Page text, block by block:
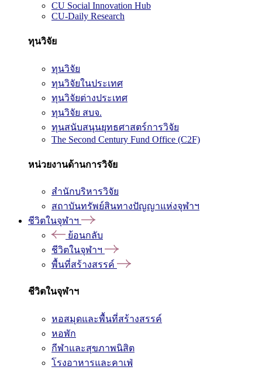
CU Social Innovation Hub
CU-Daily Research
ทุนวิจัย
ทุนวิจัย
ทุนวิจัยในประเทศ
ทุนวิจัยต่างประเทศ
ทุนวิจัย สบจ.
ทุนสนับสนุนยุทธศาสตร์การวิจัย
The Second Century Fund Office (C2F)
หน่วยงานด้านการวิจัย
สำนักบริหารวิจัย
สถาบันทรัพย์สินทางปัญญาแห่งจุฬาฯ
ชีวิตในจุฬาฯ
ย้อนกลับ
ชีวิตในจุฬาฯ
พื้นที่สร้างสรรค์
ชีวิตในจุฬาฯ
หอสมุดและพื้นที่สร้างสรรค์
หอพัก
กีฬาและสุขภาพนิสิต
โรงอาหารและคาเฟ่